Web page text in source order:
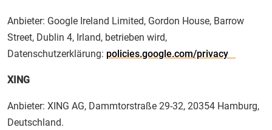
Anbieter: Google Ireland Limited, Gordon House, Barrow
Street, Dublin 4, Irland, betrieben wird,
Datenschutzerklärung: policies.google.com/privacy
XING
Anbieter: XING AG, Dammtorstraße 29-32, 20354 Hamburg,
Deutschland.